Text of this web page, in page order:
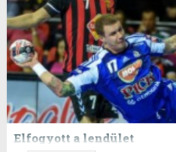
Elfogyott a lendület